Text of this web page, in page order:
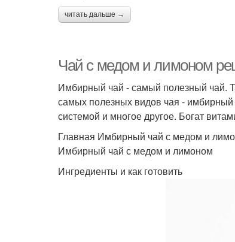
читать дальше →
Чай с медом и лимоном
Имбирный чай - самый полезный чай.
самых полезных видов чая -
системой и многое другое. Богат
Главная Имбирный чай с медом и
Имбирный чай с медом и лимоном
Ингредиенты и как готовить